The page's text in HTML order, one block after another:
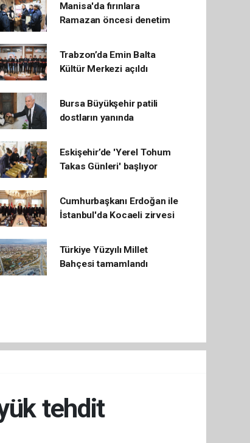
Manisa'da fırınlara
Ramazan öncesi denetim
Trabzon’da Emin Balta
Kültür Merkezi açıldı
Bursa Büyükşehir patili
dostların yanında
Eskişehir’de 'Yerel Tohum
Takas Günleri' başlıyor
Cumhurbaşkanı Erdoğan ile
İstanbul'da Kocaeli zirvesi
Türkiye Yüzyılı Millet
Bahçesi tamamlandı
tehdit